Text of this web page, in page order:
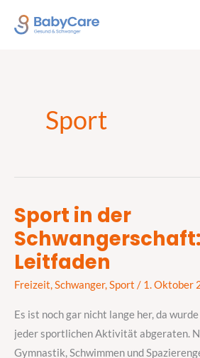
Inhalt
Sport
Sport in der
Leitfaden
Freizeit,Schwanger,Sport / 1. Oktober
Es ist noch gar nicht lange her, da
jeder sportlichen Aktivität abgeraten.
Gymnastik, Schwimmen und
Sport
in
Schwangerschaft:
Unser
Leitfaden